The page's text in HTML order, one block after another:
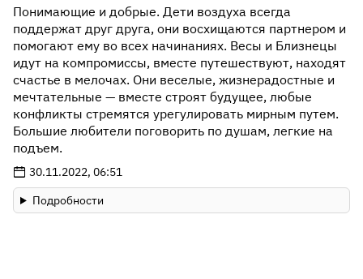
Понимающие и добрые. Дети воздуха всегда
поддержат друг друга, они восхищаются партнером и
помогают ему во всех начинаниях. Весы и Близнецы
идут на компромиссы, вместе путешествуют, находят
счастье в мелочах. Они веселые, жизнерадостные и
мечтательные — вместе строят будущее, любые
конфликты стремятся урегулировать мирным путем.
Большие любители поговорить по душам, легкие на
подъем.
30.11.2022, 06:51
Подробности